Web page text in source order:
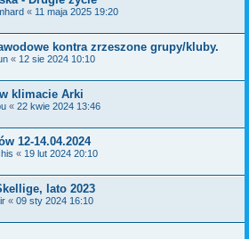
« 11 maja 2025 19:20
kontra zrzeszone grupy/kluby.
« 12 sie 2024 10:10
klimacie Arki
« 22 kwie 2024 13:46
12-14.04.2024
« 19 lut 2024 20:10
lato 2023
« 09 sty 2024 16:10